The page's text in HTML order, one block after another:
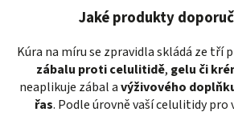
Jaké produkty
Kúra na míru se zpravidla skládá ze tří
zábalu proti celulitidě, gelu či
neaplikuje zábal avýživového
řas. Podle úrovně vaší celulitidy pro